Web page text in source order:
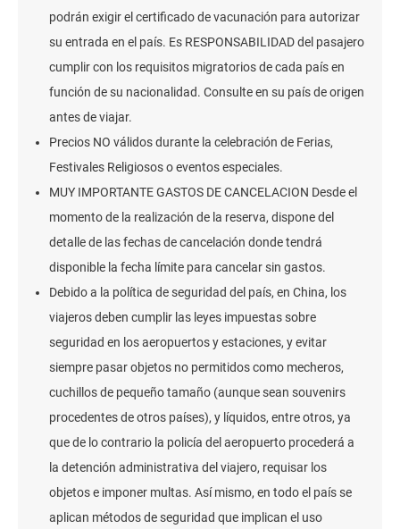
podrán exigir el certificado de vacunación para autorizar
su entrada en el país. Es RESPONSABILIDAD del pasajero
cumplir con los requisitos migratorios de cada país en
función de su nacionalidad. Consulte en su país de origen
antes de viajar.
Precios NO válidos durante la celebración de Ferias,
Festivales Religiosos o eventos especiales.
MUY IMPORTANTE GASTOS DE CANCELACION Desde el
momento de la realización de la reserva, dispone del
detalle de las fechas de cancelación donde tendrá
disponible la fecha límite para cancelar sin gastos.
Debido a la política de seguridad del país, en China, los
viajeros deben cumplir las leyes impuestas sobre
seguridad en los aeropuertos y estaciones, y evitar
siempre pasar objetos no permitidos como mecheros,
cuchillos de pequeño tamaño (aunque sean souvenirs
procedentes de otros países), y líquidos, entre otros, ya
que de lo contrario la policía del aeropuerto procederá a
la detención administrativa del viajero, requisar los
objetos e imponer multas. Así mismo, en todo el país se
aplican métodos de seguridad que implican el uso